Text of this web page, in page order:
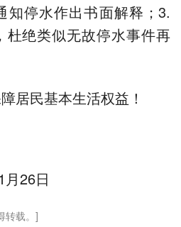
知停水作出书面解释；3.
杜绝类似无故停水事件再
居民基本生活权益！
26日
转载。]